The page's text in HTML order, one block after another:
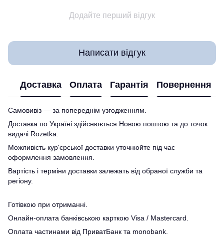
Додайте перший відгук
Написати відгук
Доставка Оплата Гарантія Повернення
Самовивіз — за попереднім узгодженням.
Доставка по Україні здійснюється Новою поштою та до точок
видачі Rozetka.
Можливість кур'єрської доставки уточнюйте під час
оформлення замовлення.
Вартість і терміни доставки залежать від обраної служби та
регіону.
Готівкою при отриманні.
Онлайн-оплата банківською карткою Visa / Mastercard.
Оплата частинами від ПриватБанк та monobank.